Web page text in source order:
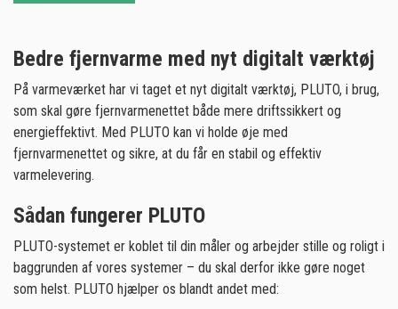
Bedre fjernvarme med nyt digitalt værktøj
På varmeværket har vi taget et nyt digitalt værktøj, PLUTO, i brug,
som skal gøre fjernvarmenettet både mere driftssikkert og
energieffektivt. Med PLUTO kan vi holde øje med
fjernvarmenettet og sikre, at du får en stabil og effektiv
varmelevering.
Sådan fungerer PLUTO
PLUTO-systemet er koblet til din måler og arbejder stille og roligt i
baggrunden af vores systemer – du skal derfor ikke gøre noget
som helst. PLUTO hjælper os blandt andet med: